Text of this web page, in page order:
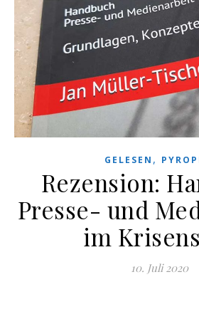
GELESEN ,
Rezension:
Presse- und
im
10. Juli 2020